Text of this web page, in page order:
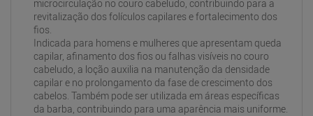
microcirculação no couro cabeludo, contribuindo para a
revitalização dos folículos capilares e fortalecimento dos
fios.
Indicada para homens e mulheres que apresentam queda
capilar, afinamento dos fios ou falhas visíveis no couro
cabeludo, a loção auxilia na manutenção da densidade
capilar e no prolongamento da fase de crescimento dos
cabelos. Também pode ser utilizada em áreas específicas
da barba, contribuindo para uma aparência mais uniforme.